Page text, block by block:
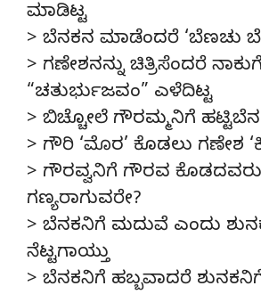
ಮಾಡಿಟ್ಟ
> ಬೆನಕನ ಮಾಡೆಂದರೆ ‘ಬೆಣಚು
> ಗಣೇಶನನ್ನು ಚಿತ್ರಿಸೆಂದರೆ
“ಚತುರ್ಭುಜವಂ” ಎಳೆದಿಟ್ಟ
> ಬಿಚ್ಚೋಲೆ ಗೌರಮ್ಮನಿಗೆ
> ಗೌರಿ ‘ಮೊರ’ ಕೊಡಲು ಗಣೇಶ
> ಗೌರವ್ವನಿಗೆ ಗೌರವ
ಗಣ್ಯರಾಗುವರೇ?
> ಬೆನಕನಿಗೆ ಮದುವೆ ಎಂದು
ನೆಟ್ಟಗಾಯ್ತು
> ಬೆನಕನಿಗೆ ಹಬ್ಬವಾದರೆ